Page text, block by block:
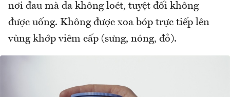
nơi đau mà da không loét, tuyệt đối không
được uống. Không được xoa bóp trực tiếp lên
vùng khớp viêm cấp (sưng, nóng, đỏ).